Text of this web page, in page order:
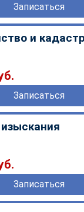
Записаться
и кадастр
Записаться
Записаться